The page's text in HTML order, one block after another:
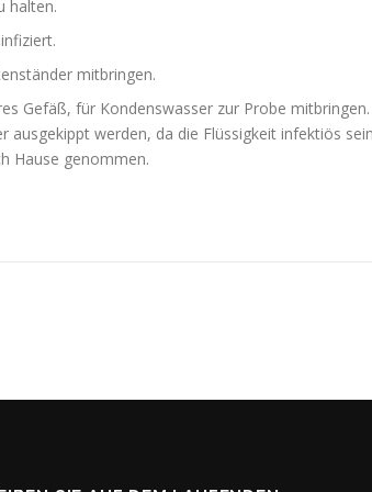
halten.
mitbringen.
Gefäß, für Kondenswasser zur Probe mitbringen.
werden, da die Flüssigkeit infektiös
Hause genommen.